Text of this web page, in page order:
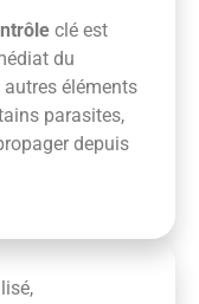
clé est
du
éléments
parasites,
depuis